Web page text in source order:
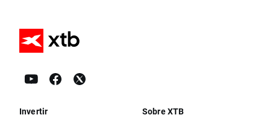
Invertir Sobre XTB